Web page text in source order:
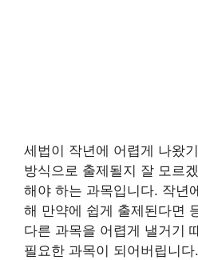
세법이 작년에 어렵게 나왔
방식으로 출제될지 잘 모르
해야 하는 과목입니다. 작년
해 만약에 쉽게 출제된다면
다른 과목을 어렵게 낼거기
필요한 과목이 되어버립니